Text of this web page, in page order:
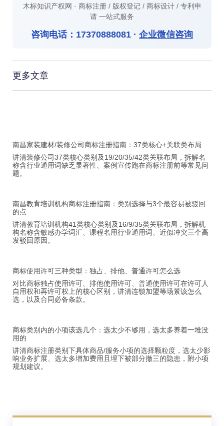
木标知识产权网 · 商标注册 / 版权登记 / 商标设计 / 专利申
请 一站式服务
咨询电话： 17370888081 · 企业微信咨询
更多文章
南昌家装建材/装修公司商标注册指南：37类核心+关联类布局
讲清装修公司37类核心类别及19/20/35/42类关联布局，拆解名
称含行业通用词缺乏显著性、案例宣传跑在商标注册前等常见问
题。
南昌教育培训机构商标注册指南：类别选择与3个最容易被驳回
的点
讲清教育培训机构41类核心类别及16/9/35类关联布局，拆解机
构名称含敏感办学词汇、课程名用行业通用词、近似冲突三个高
发驳回原因。
商标使用许可三种类型：独占、排他、普通许可怎么选
对比商标独占使用许可、排他使用许可、普通使用许可在许可人
自用权和再许可权上的核心区别，讲清连锁加盟等场景该怎么
选，以及合同必备条款。
商标类别内的小项该选几个：选太少不够用，选太多养着一堆没
用的
讲清商标注册类别下具体商品/服务小项的选择颗粒度，选太少影
响业务扩展、选太多增加费用且埋下被部分撤三的隐患，附小项
规划建议。